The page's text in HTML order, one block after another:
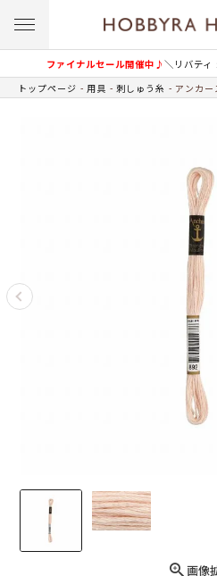
ファイナルセール開催中♪＼リバティ
トップページ 用具 刺しゅう糸 アンカ
画像